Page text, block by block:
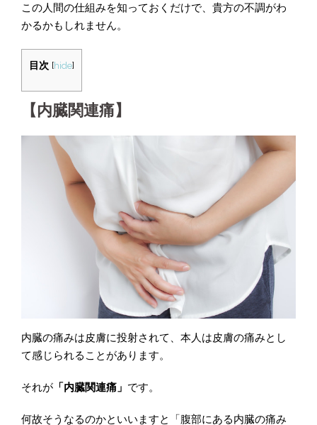
この人間の仕組みを知っておくだけで、貴方の不調がわ
かるかもしれません。
目次 [hide]
【内臓関連痛】
内臓の痛みは皮膚に投射されて、本人は皮膚の痛みとし
て感じられることがあります。
それが 「内臓関連痛」 です。
何故そうなるのかといいますと「腹部にある内臓の痛み